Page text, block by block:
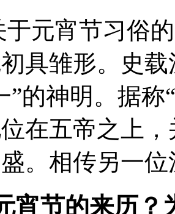
于元宵节习俗
具雏形。史
”的神明。据
在五帝之上
。相传另一
宵节的来历？